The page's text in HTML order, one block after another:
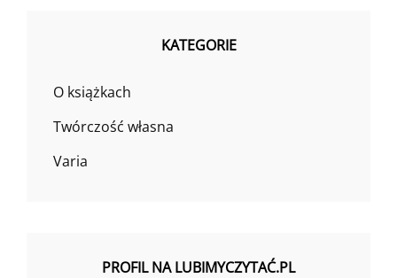
KATEGORIE
O książkach
Twórczość własna
Varia
PROFIL NA LUBIMYCZYTAĆ.PL